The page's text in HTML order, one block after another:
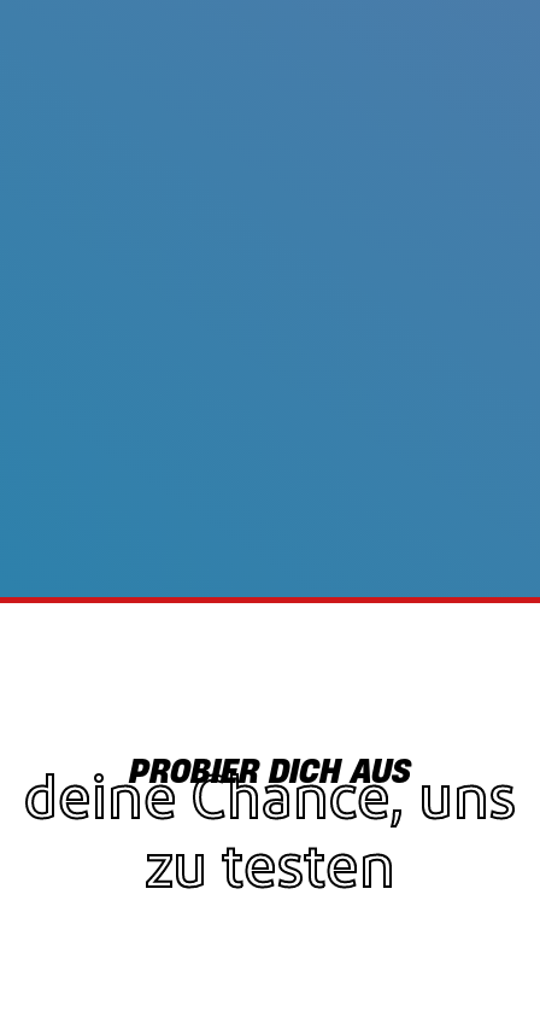
PROBIER DICH AUS
deine Chance, uns
zu testen